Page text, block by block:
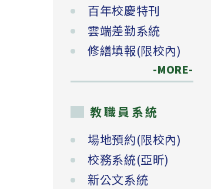
百年校慶特刊
雲端差勤系統
修繕填報(限校內)
-MORE-
教職員系統
場地預約(限校內)
校務系統(亞昕)
新公文系統